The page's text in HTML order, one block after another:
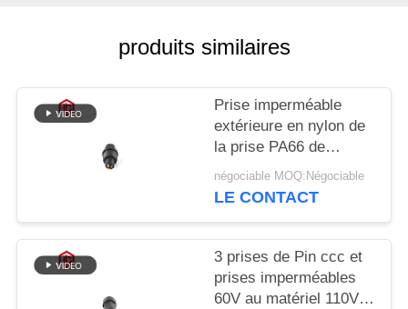
produits similaires
Prise imperméable
extérieure en nylon de
la prise PA66 de
soudure du noir IP67
négociable MOQ:Négociable
LE CONTACT
3 prises de Pin ccc et
prises imperméables
60V au matériel 110V